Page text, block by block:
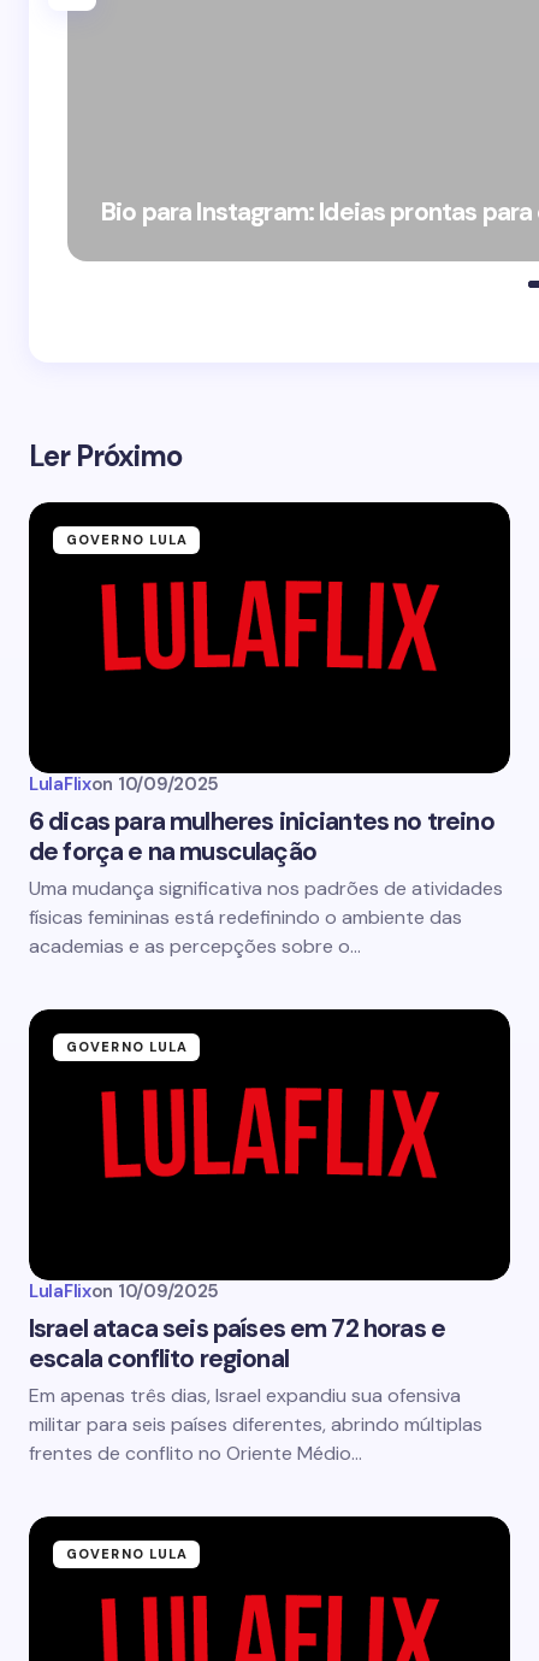
Bio para Instagram: Ideias prontas
Ler Próximo
GOVERNO LULA
LulaFlixon 10/09/2025
6 dicas para mulheres iniciantes no treino
de força e na musculação
Uma mudança significativa nos padrões de atividades
físicas femininas está redefinindo o ambiente das
academias e as percepções sobre o…
GOVERNO LULA
LulaFlixon 10/09/2025
Israel ataca seis países em 72 horas e
escala conflito regional
Em apenas três dias, Israel expandiu sua ofensiva
militar para seis países diferentes, abrindo múltiplas
frentes de conflito no Oriente Médio…
GOVERNO LULA